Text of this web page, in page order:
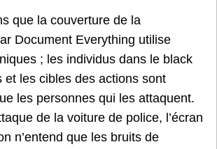
que la couverture de la
Document Everything utilise
; les individus dans le black
et les cibles des actions sont
les personnes qui les attaquent.
de la voiture de police, l’écran
n’entend que les bruits de